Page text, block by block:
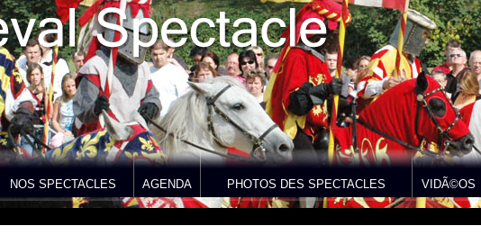
NOS SPECTACLES AGENDA PHOTOS DES SPECTACLES VIDÃ©OS